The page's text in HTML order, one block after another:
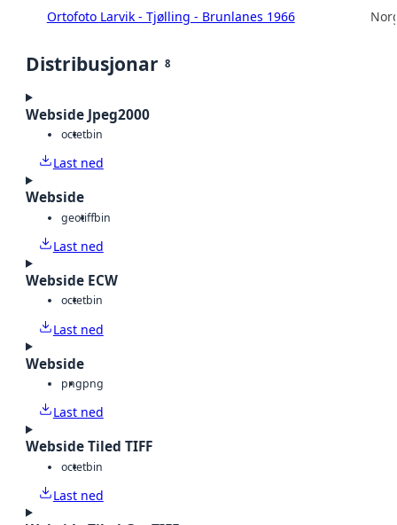
Ortofoto Larvik - Tjølling - Brunlanes 1966
Distribusjonar 8
Webside Jpeg2000
octetbin
Last ned
Webside
geotiffbin
Last ned
Webside ECW
octetbin
Last ned
Webside
pngpng
Last ned
Webside Tiled TIFF
octetbin
Last ned